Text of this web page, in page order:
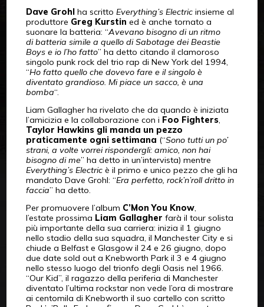
Dave Grohlha scritto Everything’s Electricinsieme al
produttore Greg Kurstin ed è anche tornato a
suonare la batteria: “Avevano bisogno di un ritmo
di batteria simile a quello di Sabotage dei Beastie
Boys e io l’ho fatto” ha detto citando il clamoroso
singolo punk rock del trio rap di New York del 1994,
“Ho fatto quello che dovevo fare e il singolo è
diventato grandioso. Mi piace un sacco, è una
bomba“.
Liam Gallagher ha rivelato che da quando è iniziata
l’amicizia e la collaborazione con i Foo Fighters,
Taylor Hawkins gli manda un pezzo
praticamente ogni settimana (“Sono tutti un po’
strani, a volte vorrei rispondergli: amico, non hai
bisogno di me” ha detto in un’intervista) mentre
Everything’s Electricè il primo e unico pezzo che gli ha
mandato Dave Grohl: “Era perfetto, rock’n’roll dritto in
faccia” ha detto.
Per promuovere l’album C’Mon You Know,
l’estate prossima Liam Gallagher farà il tour solista
più importante della sua carriera: inizia il 1 giugno
nello stadio della sua squadra, il Manchester City e si
chiude a Belfast e Glasgow il 24 e 26 giugno, dopo
due date sold out a Knebworth Park il 3 e 4 giugno
nello stesso luogo del trionfo degli Oasis nel 1966.
“Our Kid”, il ragazzo della periferia di Manchester
diventato l’ultima rockstar non vede l’ora di mostrare
ai centomila di Knebworth il suo cartello con scritto